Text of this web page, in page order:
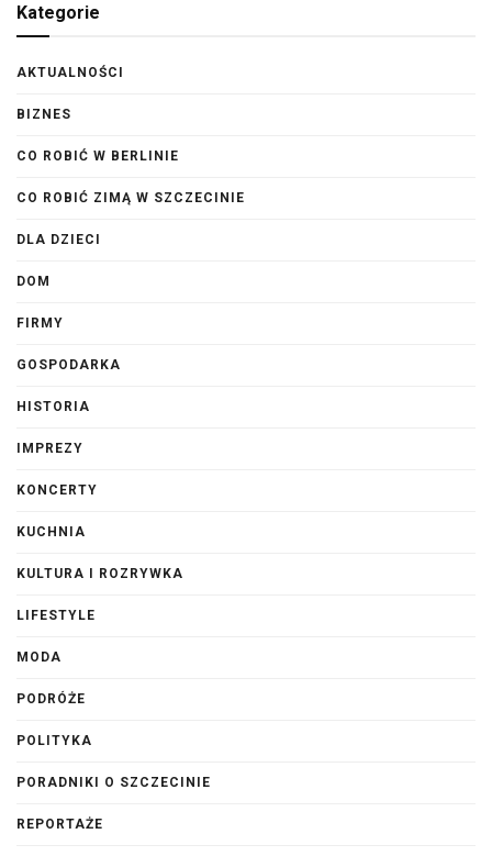
Kategorie
AKTUALNOŚCI
BIZNES
CO ROBIĆ W BERLINIE
CO ROBIĆ ZIMĄ W SZCZECINIE
DLA DZIECI
DOM
FIRMY
GOSPODARKA
HISTORIA
IMPREZY
KONCERTY
KUCHNIA
KULTURA I ROZRYWKA
LIFESTYLE
MODA
PODRÓŻE
POLITYKA
PORADNIKI O SZCZECINIE
REPORTAŻE